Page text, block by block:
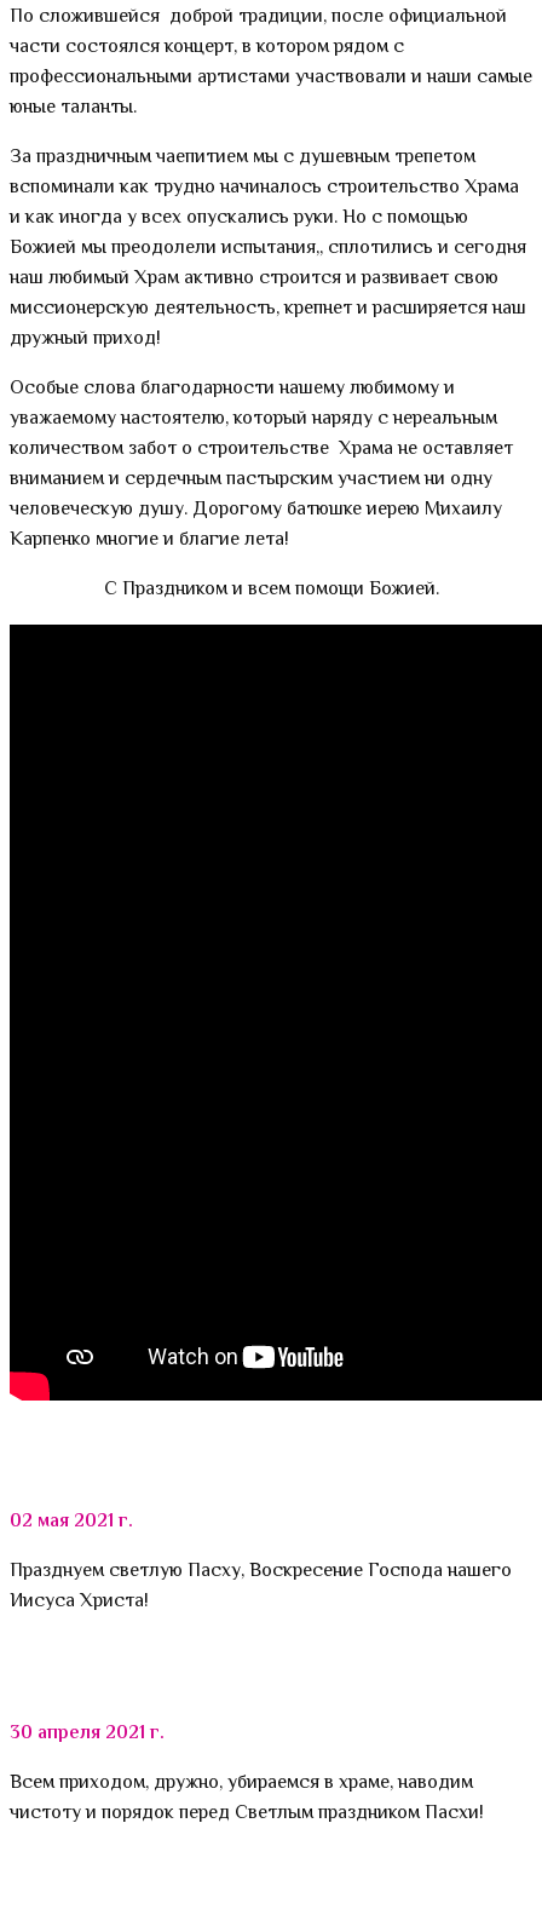
По сложившейся доброй традиции, после официальной
части состоялся концерт, в котором рядом с
профессиональными артистами участвовали и наши самые
юные таланты.
За праздничным чаепитием мы с душевным трепетом
вспоминали как трудно начиналось строительство Храма
и как иногда у всех опускались руки. Но с помощью
Божией мы преодолели испытания,, сплотились и сегодня
наш любимый Храм активно строится и развивает свою
миссионерскую деятельность, крепнет и расширяется наш
дружный приход!
Особые слова благодарности нашему любимому и
уважаемому настоятелю, который наряду с нереальным
количеством забот о строительстве Храма не оставляет
вниманием и сердечным пастырским участием ни одну
человеческую душу. Дорогому батюшке иерею Михаилу
Карпенко многие и благие лета!
С Праздником и всем помощи Божией.
02 мая 2021 г.
Празднуем светлую Пасху, Воскресение Господа нашего
Иисуса Христа!
30 апреля 2021 г.
Всем приходом, дружно, убираемся в храме, наводим
чистоту и порядок перед Светлым праздником Пасхи!